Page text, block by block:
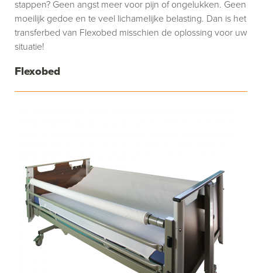
Flexobed
stappen? Geen angst meer voor pijn of ongelukken. Geen
moeilijk gedoe en te veel lichamelijke belasting. Dan is het
transferbed van Flexobed misschien de oplossing voor uw
situatie!